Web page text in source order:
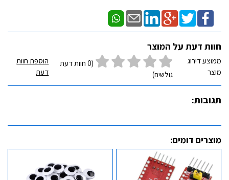
חוות דעת על המוצר
ממוצע דירוג
מוצר
(0 חוות דעת
גולשים)
הוספת חוות
דעת
תגובות:
מוצרים דומים: